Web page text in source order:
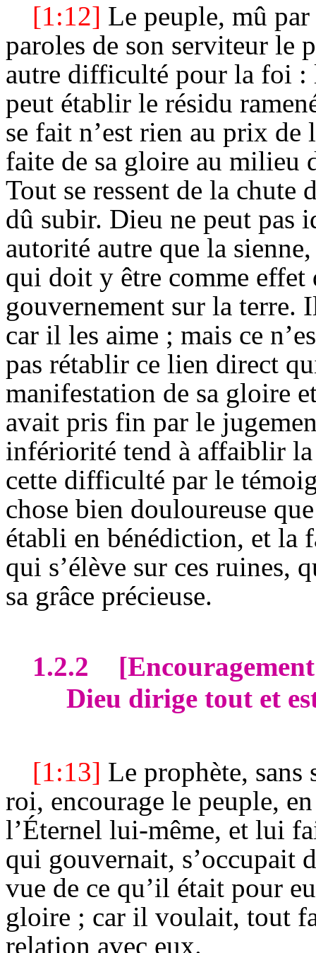
[1:12] Le peuple, mû
paroles de son serviteur le
autre difficulté pour la foi :
peut établir le résidu
se fait n’est rien au prix
faite de sa gloire au milieu
Tout se ressent de la chute
dû subir. Dieu ne peut pas
autorité autre que la
qui doit y être comme effet
gouvernement sur la terre.
car il les aime ; mais ce
pas rétablir ce lien direct
manifestation de sa gloire
avait pris fin par le
infériorité tend à affaiblir
cette difficulté par le
chose bien douloureuse
établi en bénédiction, et la
qui s’élève sur ces ruines,
sa grâce précieuse.
1.2.2
Dieu dirige tout et
[1:13] Le prophète, sans
roi, encourage le peuple,
l’Éternel lui-même, et lui
qui gouvernait, s’occupait
vue de ce qu’il était pour
gloire ; car il voulait, tout
relation avec eux.